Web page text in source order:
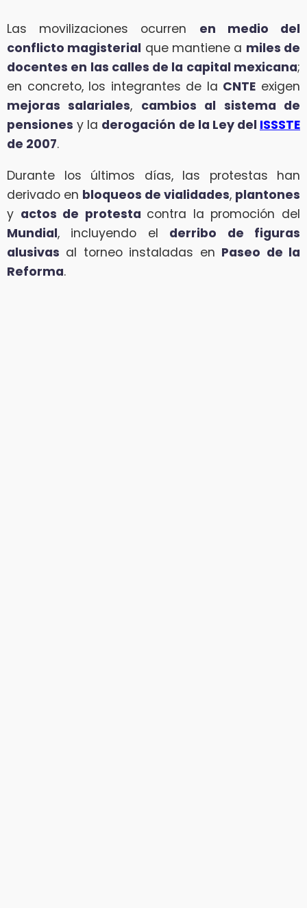
Las movilizaciones ocurren en medio del
conflicto magisterial que mantiene a miles de
docentes en las calles de la capital mexicana;
en concreto, los integrantes de la CNTE exigen
mejoras salariales, cambios al sistema de
pensiones y la derogación de la Ley del ISSSTE
de 2007.
Durante los últimos días, las protestas han
derivado en bloqueos de vialidades, plantones
y actos de protesta contra la promoción del
Mundial, incluyendo el derribo de figuras
alusivas al torneo instaladas en Paseo de la
Reforma.